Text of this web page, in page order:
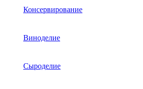
Консервирование
Виноделие
Сыроделие